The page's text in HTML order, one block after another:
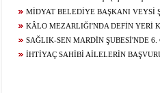
MİDYAT BELEDİYE BAŞKANI VEYSİ
GELECEĞİ İÇİN ÇALIŞIYOR...
KÂLO MEZARLIĞI'NDA DEFİN YERİ
SAĞLIK-SEN MARDİN ŞUBESİ'NDE 6.
KURUL HEYECANI YAŞANIYOR!
İHTİYAÇ SAHİBİ AİLELERİN